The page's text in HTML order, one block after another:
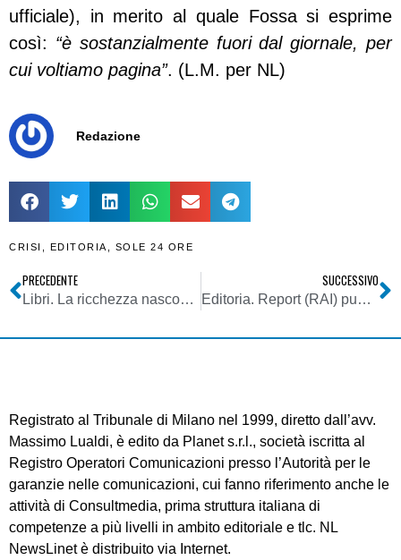
ufficiale), in merito al quale Fossa si esprime
così: “è sostanzialmente fuori dal giornale, per
cui voltiamo pagina”. (L.M. per NL)
Redazione
CRISI EDITORIA SOLE 24 ORE
PRECEDENTE
Libri. La ricchezza nascosta delle nazioni: indagine sui paradisi fiscali
SUCCESSIVO
Editoria. Report (RAI) punta le telecamere sul caso Sole 24 Ore
Registrato al Tribunale di Milano nel 1999, diretto dall’avv.
Massimo Lualdi, è edito da Planet s.r.l., società iscritta al
Registro Operatori Comunicazioni presso l’Autorità per le
garanzie nelle comunicazioni, cui fanno riferimento anche le
attività di Consultmedia, prima struttura italiana di
competenze a più livelli in ambito editoriale e tlc. NL
NewsLinet è distribuito via Internet.